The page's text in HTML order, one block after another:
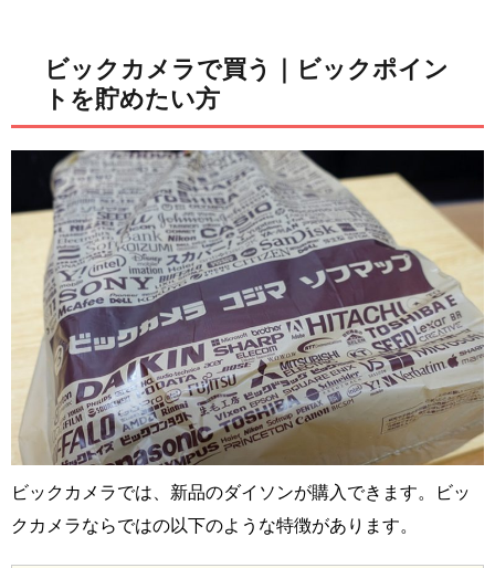
ビックカメラで買う｜ビックポイン
トを貯めたい方
ビックカメラでは、新品のダイソンが購入できます。ビッ
クカメラならではの以下のような特徴があります。